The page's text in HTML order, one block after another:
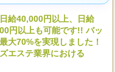
給40,000円以上、日給
円以上も可能です!! バッ